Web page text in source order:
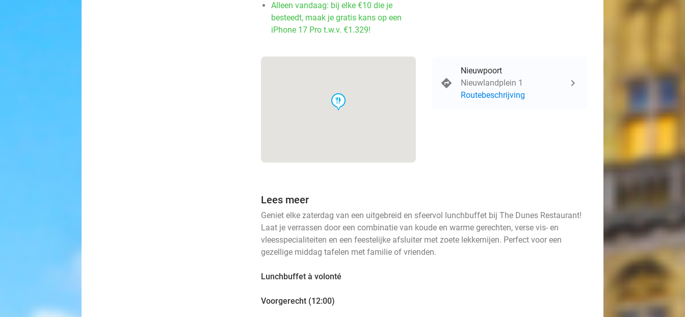
Alleen vandaag: bij elke €10 die je
besteedt, maak je gratis kans op een
iPhone 17 Pro t.w.v. €1.329!
food
Nieuwpoort
Nieuwlandplein 1
Routebeschrijving
Lees meer
Geniet elke zaterdag van een uitgebreid en sfeervol lunchbuffet bij The Dunes Restaurant!
Laat je verrassen door een combinatie van koude en warme gerechten, verse vis- en
vleesspecialiteiten en een feestelijke afsluiter met zoete lekkernijen. Perfect voor een
gezellige middag tafelen met familie of vrienden.
Lunchbuffet à volonté
Voorgerecht (12:00)